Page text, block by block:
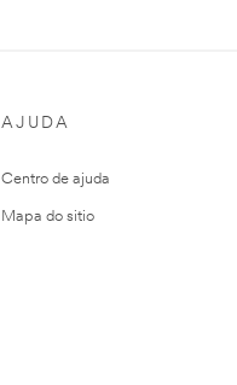
AJUDA
Centro de ajuda
Mapa do sitio